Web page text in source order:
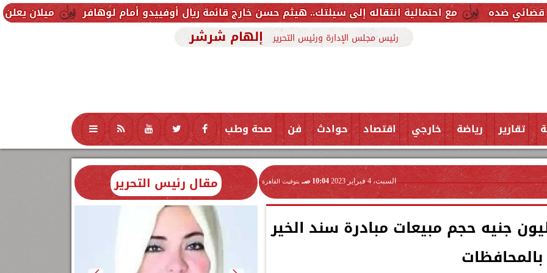
ميلان يعلن فسخ عقد مع احتمالية انتقاله إلى سيلتك.. هيثم حسن خارج قائمة ريال أوفييدو أمام لوهافر
رئيس مجلس الإدارة ورئيس التحرير إلهام شرشر
تقارير رياضة خارجي اقتصاد حوادث فن صحة وطب تكنولوجيا منوعات محافظات
السبت، 4 فبراير 2023 10:04 صـ بتوقيت القاهرة
التنمية المحلية: 188 مليون جنيه حجم مبيعات مبادرة سند الخير
بالمحافظات
مقال رئيس التحرير